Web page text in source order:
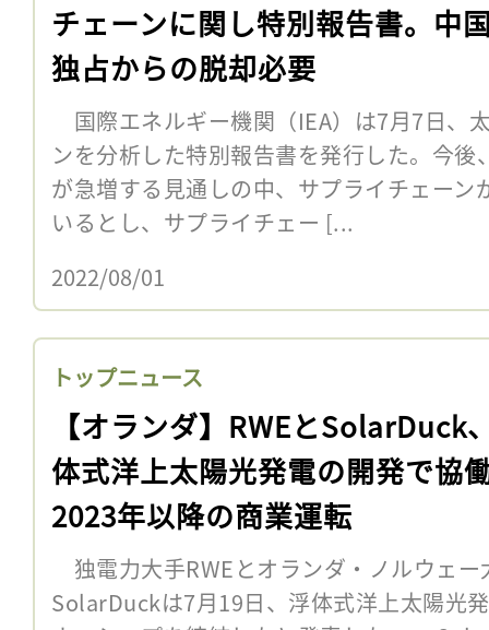
チェーンに関し特別報告書。中
独占からの脱却必要
国際エネルギー機関（IEA）は7月7日、
ンを分析した特別報告書を発行した。今
が急増する見通しの中、サプライチェーン
いるとし、サプライチェー [...
2022/08/01
トップニュース
【オランダ】RWEとSolarDuck
体式洋上太陽光発電の開発で協
2023年以降の商業運転
独電力大手RWEとオランダ・ノルウェ
SolarDuckは7月19日、浮体式洋上太陽光